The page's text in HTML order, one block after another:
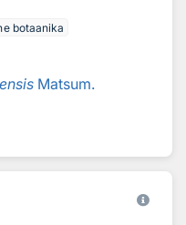
botaanika
Matsum.